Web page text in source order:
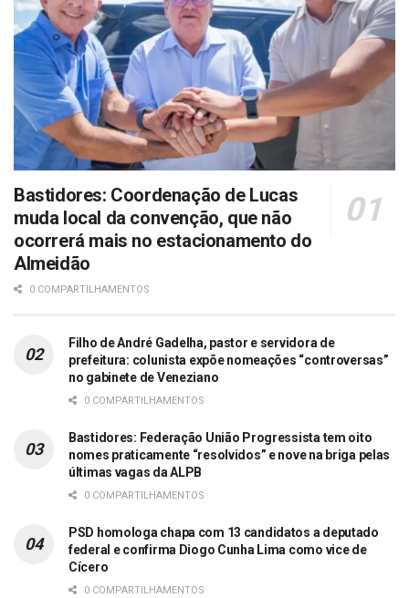
Bastidores: Coordenação de Lucas
muda local da convenção, que não
ocorrerá mais no estacionamento do
Almeidão
0 COMPARTILHAMENTOS
Filho de André Gadelha, pastor e servidora de
prefeitura: colunista expõe nomeações “controversas”
no gabinete de Veneziano
0 COMPARTILHAMENTOS
Bastidores: Federação União Progressista tem oito
nomes praticamente “resolvidos” e nove na briga pelas
últimas vagas da ALPB
0 COMPARTILHAMENTOS
PSD homologa chapa com 13 candidatos a deputado
federal e confirma Diogo Cunha Lima como vice de
Cícero
0 COMPARTILHAMENTOS